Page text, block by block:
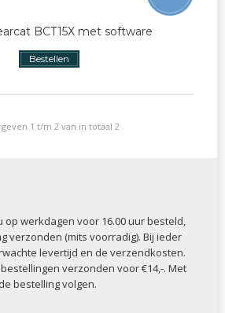
BCT15X met software
Bestellen
1 t/m 2 van in totaal 2
op werkdagen voor 16.00 uur besteld,
verzonden (mits voorradig). Bij ieder
levertijd en de verzendkosten.
verzonden voor €14,-. Met
bestelling volgen.